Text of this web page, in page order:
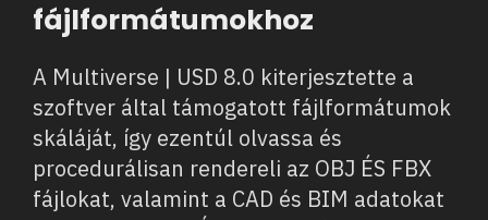
fájlformátumokhoz
A Multiverse | USD 8.0 kiterjesztette a
szoftver által támogatott fájlformátumok
skáláját, így ezentúl olvassa és
procedurálisan rendereli az OBJ ÉS FBX
fájlokat, valamint a CAD és BIM adatokat